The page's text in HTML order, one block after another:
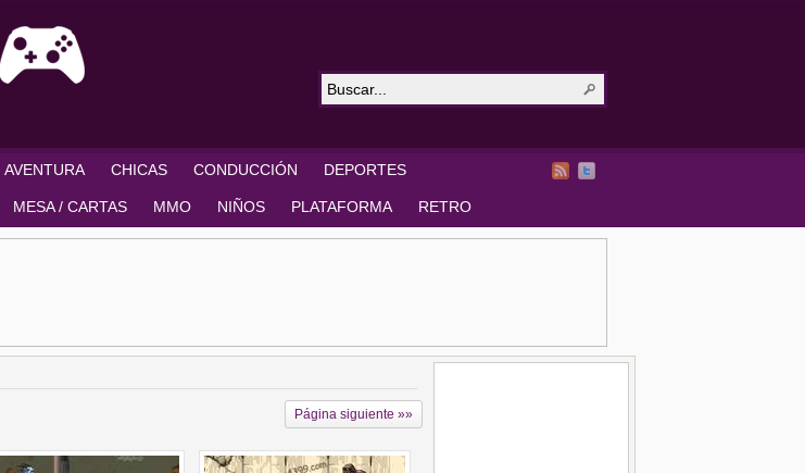
AVENTURA CHICAS CONDUCCIÓN DEPORTES
MESA / CARTAS MMO NIÑOS PLATAFORMA RETRO
Página siguiente »»